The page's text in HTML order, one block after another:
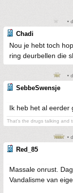
•
Chadi
Nou je hebt toch
ring deurbellen die
•
SebbeSwensje
Ik heb het al eerder
That's the drugs talking and
•
Red_85
Massale onrust.
Vandalisme van